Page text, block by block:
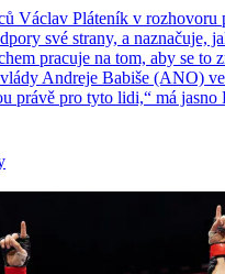
Václav Pláteník v rozhovoru
své strany, a naznačuje,
pracuje na tom, aby se to
Andreje Babiše (ANO)
právě pro tyto lidi,“ má jasno